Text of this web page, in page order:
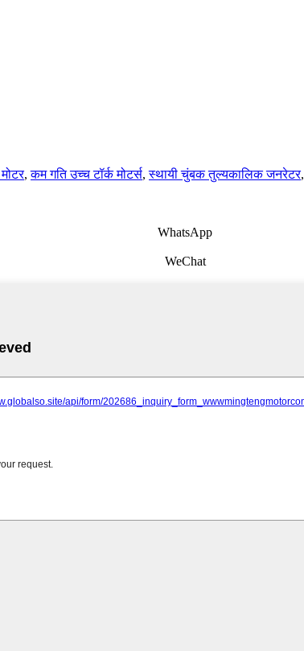
,कम गति उच्च टॉर्क मोटर्स,स्थायी चुंबक तुल्यकालिक जनरेटर,
WhatsApp
WeChat